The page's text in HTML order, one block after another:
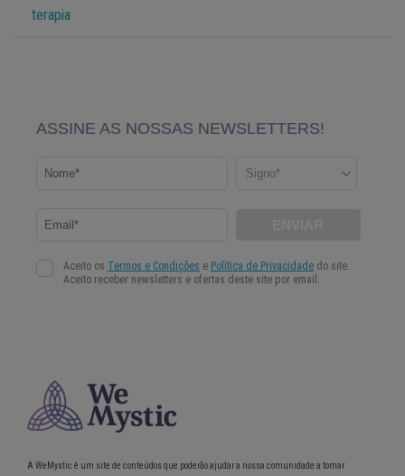
terapia
A WeMystic é um site de conteúdos que poderão ajudar a nossa comunidade a tomar